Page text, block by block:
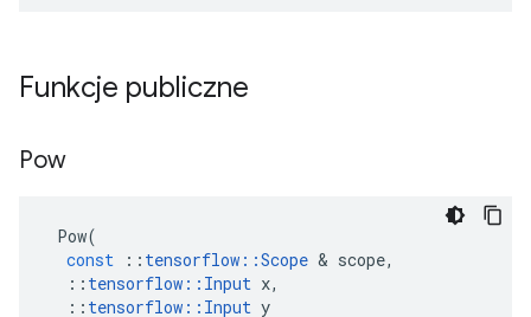
Funkcje publiczne
Pow
Pow(
const
:: tensorflow ::Scope & scope,
:: tensorflow :: Input x,
:: tensorflow :: Input y